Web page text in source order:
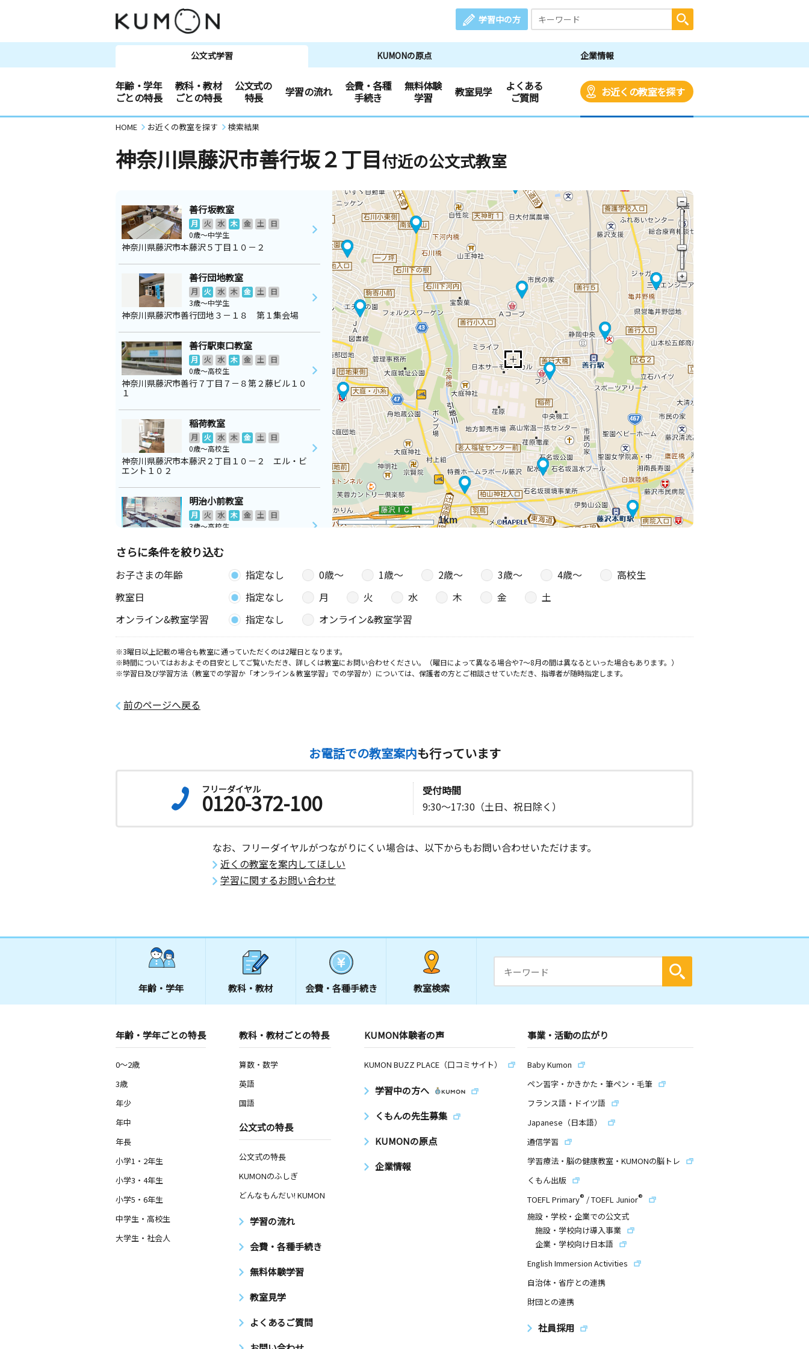
学習中の方
公文式学習 KUMONの原点 企業情報
年齢・学年
ごとの特長
教科・教材
ごとの特長
公文式の
特長
学習の流れ
会費・各種
手続き
無料体験
学習
教室見学
よくある
ご質問
お近くの教室を探す
HOME お近くの教室を探す 検索結果
神奈川県藤沢市善行坂２丁目付近の公文式教室
1km
善行坂教室
月 火 水 木 金 土
日
0歳～中学生
神奈川県藤沢市本藤沢５丁目１０－２
善行団地教室
月 火 水 木 金 土
日
3歳～中学生
神奈川県藤沢市善行団地３－１８ 第１集会場
善行駅東口教室
月 火 水 木 金 土
日
0歳～高校生
神奈川県藤沢市善行７丁目７－８第２藤ビル１０
１
稲荷教室
月 火 水 木 金 土
日
0歳～高校生
神奈川県藤沢市本藤沢２丁目１０－２ エル・ビ
エント１０２
明治小前教室
月 火 水 木 金 土
日
3歳～高校生
０２号
六会天神町教室
木 金 土
日
神奈川県藤沢市天神町２丁目２６－１１ 天神山
富士見ハイツ１０４
石川３丁目教室
月 火 水 木 金 土
日
ビル２０３
神奈川県藤沢市亀井野３２５６－８
羽根沢東教室
0歳～高校生
西部団地東教室
ほんまち教室
金 土
0歳～高校生
神奈川県藤沢市藤沢３丁目１－４ 清ビル１階
月 火 金 土
日
0歳～高校生
神奈川県藤沢市大庭５６８３ー２ 湘南ライフタ
さらに条件を絞り込む
お子さまの年齢 指定なし 0歳〜 1歳〜 2歳〜 3歳〜 4歳〜
高校生
教室日
指定なし 月 火 水 木 金
土
オンライン&教室学習
指定なし オンライン&教室学習
※3曜日以上記載の場合も教室に通っていただくのは2曜日となります。
※時間についてはおおよその目安としてご覧いただき、詳しくは教室にお問い合わせください。（曜日によって異なる場合や7～8月の間は異なるといった場合もあります。）
※学習日及び学習方法（教室での学習か「オンライン＆教室学習」での学習か）については、保護者の方とご相談させていただき、指導者が随時指定します。
前のページへ戻る
お電話での教室案内も行っています
フリーダイヤル
0120-372-100
受付時間
9:30～17:30（土日、祝日除く）
なお、フリーダイヤルがつながりにくい場合は、以下からもお問い合わせいただけます。
近くの教室を案内してほしい
学習に関するお問い合わせ
年齢・学年 教科・教材 会費・ 各種手続き 教室検索
年齢・学年ごとの特長
0～2歳
3歳
年少
年中
年長
小学1・2年生
小学3・4年生
小学5・6年生
中学生・高校生
大学生・社会人
教科・教材ごとの特長
算数・数学
英語
国語
公文式の特長
公文式の特長
KUMONのふしぎ
どんなもんだい! KUMON
学習の流れ
会費・各種手続き
無料体験学習
教室見学
よくあるご質問
KUMON体験者の声
KUMON BUZZ PLACE（口コミサイト）
学習中の方へ
くもんの先生募集
KUMONの原点
企業情報
事業・活動の広がり
Baby Kumon
ペン習字・かきかた・筆ペン・毛筆
フランス語・ドイツ語
Japanese（日本語）
通信学習
学習療法・脳の健康教室・KUMONの脳トレ
くもん出版
TOEFL Primary® /TOEFL Junior®
施設・学校・企業での公文式
施設・学校向け導入事業
企業・学校向け日本語
English Immersion Activities
自治体・省庁との連携
財団との連携
社員採用